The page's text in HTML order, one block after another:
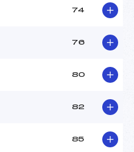
74
76
80
82
85